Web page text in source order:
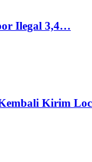
Ilegal 3,4…
Kirim